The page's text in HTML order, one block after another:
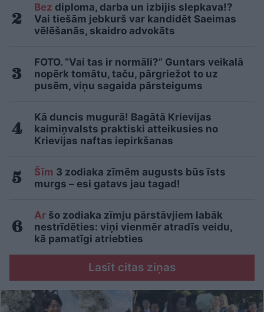
Bez diploma, darba un izbijis slepkava!?
Vai tiešām jebkurš var kandidēt Saeimas
vēlēšanās, skaidro advokāts
FOTO. “Vai tas ir normāli?” Guntars veikalā
nopērk tomātu, taču, pārgriežot to uz
pusēm, viņu sagaida pārsteigums
Kā duncis mugurā! Bagātā Krievijas
kaimiņvalsts praktiski atteikusies no
Krievijas naftas iepirkšanas
Šīm 3 zodiaka zīmēm augusts būs īsts
murgs – esi gatavs jau tagad!
Ar šo zodiaka zīmju pārstāvjiem labāk
nestrīdēties: viņi vienmēr atradīs veidu,
kā pamatīgi atriebties
Lasīt citas ziņas